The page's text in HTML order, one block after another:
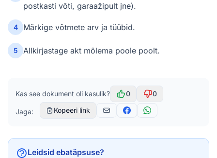
postkasti võti, garaažipult jne).
4 Märkige võtmete arv ja tüübid.
5 Allkirjastage akt mõlema poole poolt.
Kas see dokument oli kasulik? 0 0
Jaga: Kopeeri link
Leidsid ebatäpsuse?